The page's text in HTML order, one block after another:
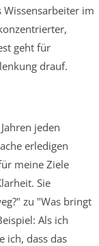
Wissensarbeiter im
geht für
drauf.
jeden
erledigen
meine Ziele
Sie
zu "Was bringt
Als ich
ich, dass das